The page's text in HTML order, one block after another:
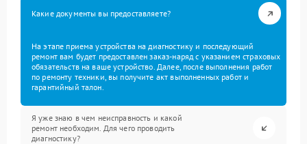
Какие документы вы предоставляете?
На этапе приема устройства на диагностику и последующий
ремонт вам будет предоставлен заказ-наряд с указанием страховых
обязательств на ваше устройство. Далее, после выполнения работ
по ремонту техники, вы получите акт выполненных работ и
гарантийный талон.
Я уже знаю в чем неисправность и какой
ремонт необходим. Для чего проводить
диагностику?